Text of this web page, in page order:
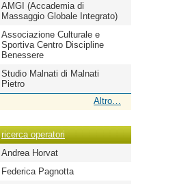
AMGI (Accademia di
Massaggio Globale Integrato)
Associazione Culturale e
Sportiva Centro Discipline
Benessere
Studio Malnati di Malnati
Pietro
scuole
-
Altro…
ricerca operatori
Andrea Horvat
Federica Pagnotta